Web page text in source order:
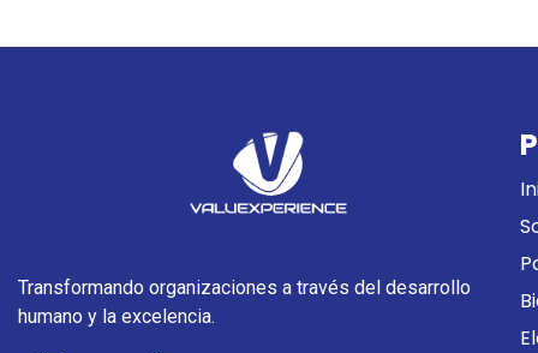
Transformando organizaciones a través del desarrollo
humano y la excelencia.